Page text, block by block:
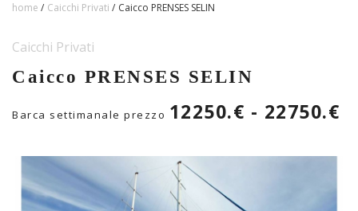
home / Caicchi Privati / Caicco PRENSES SELIN
Caicchi Privati
Caicco PRENSES SELIN
Barca settimanale prezzo 12250.€ - 22750.€